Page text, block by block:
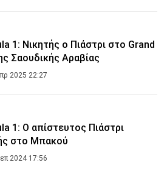
1: Νικητής ο Πιάστρι στο Grand
Σαουδικής Αραβίας
2025 22:27
1: Ο απίστευτος Πιάστρι
στο Μπακού
2024 17:56